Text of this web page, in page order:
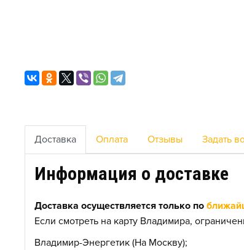
Доставка Оплата Отзывы Задать
Информация о доставке
Доставка осуществляется только по
Если смотреть на карту Владимира,
Владимир-Энергетик (На Москву);